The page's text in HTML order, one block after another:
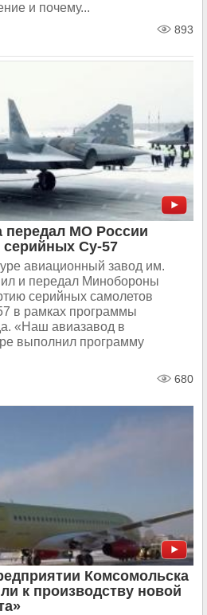
и почему...
893
передал МО России
Су-57
авиационный завод им.
и передал Минобороны
серийных самолетов
в рамках программы
«Наш авиазавод в
выполнил программу
680
Комсомольска
к производству новой